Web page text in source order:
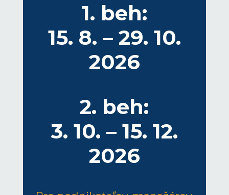
1. beh:
15. 8. – 29. 10.
2026
2. beh:
3. 10. – 15. 12.
2026